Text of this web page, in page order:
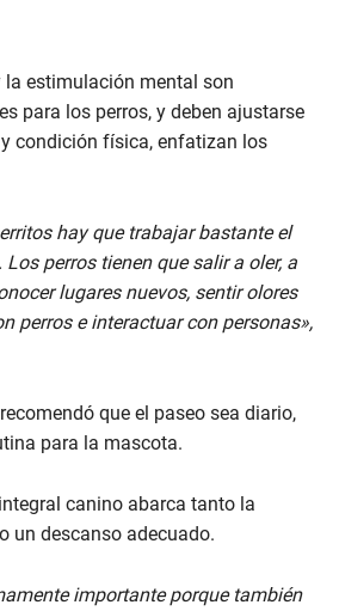
la estimulación mental son
para los perros, y deben ajustarse
condición física, enfatizan los
hay que trabajar bastante el
perros tienen que salir a oler, a
lugares nuevos, sentir olores
perros e interactuar con personas»,
que el paseo sea diario,
para la mascota.
canino abarca tanto la
un descanso adecuado.
importante porque también